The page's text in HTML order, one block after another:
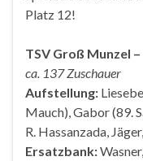
Platz 12!
TSV Groß Munzel
ca. 137 Zuschauer
Aufstellung:
Mauch), Gabor (89.
R. Hassanzada,
Ersatzbank: